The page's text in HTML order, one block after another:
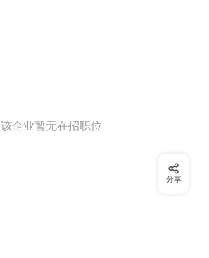
该企业暂无在招职位
分享